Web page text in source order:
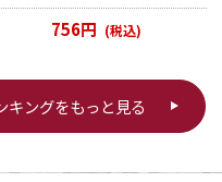
756円 (税込)
キングをもっと見る